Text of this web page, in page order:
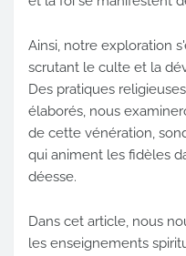
Ainsi, notre exploration
scrutant le culte et la
Des pratiques
élaborés, nous
de cette vénération,
qui animent les fidèles
déesse.
Dans cet article, nous
les enseignements